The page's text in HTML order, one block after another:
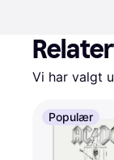
Vi har valgt
Populær